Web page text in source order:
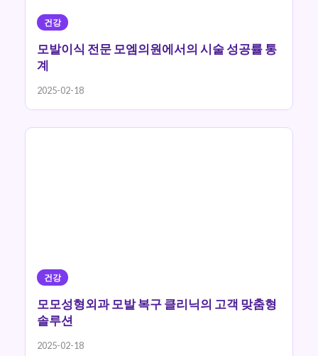
건강
모발이식 전문 모엠의원에서의 시술 성공률 통
계
2025-02-18
건강
모모성형외과 모발 복구 클리닉의 고객 맞춤형
솔루션
2025-02-18